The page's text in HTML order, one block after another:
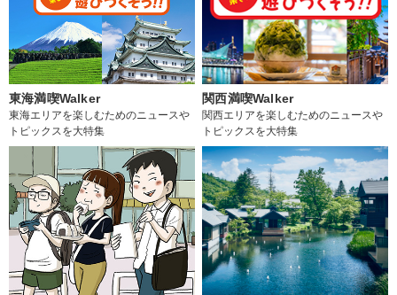
東海満喫Walker
東海エリアを楽しむためのニュースや
トピックスを大特集
関西満喫Walker
関西エリアを楽しむためのニュースや
トピックスを大特集